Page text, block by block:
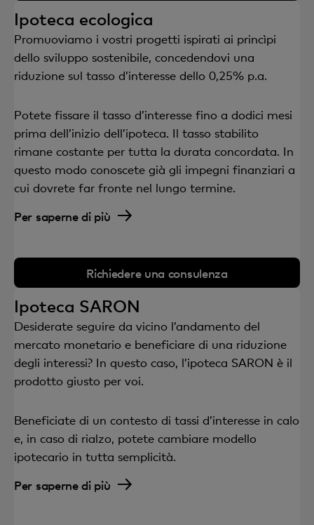
Ipoteca ecologica
Promuoviamo i vostri progetti ispirati ai princìpi
dello sviluppo sostenibile, concedendovi una
riduzione sul tasso d’interesse dello 0,25% p.a.
Potete fissare il tasso d’interesse fino a dodici mesi
prima dell’inizio dell’ipoteca. Il tasso stabilito
rimane costante per tutta la durata concordata. In
questo modo conoscete già gli impegni finanziari a
cui dovrete far fronte nel lungo termine.
Per saperne di più
Richiedere una consulenza
Ipoteca SARON
Desiderate seguire da vicino l’andamento del
mercato monetario e beneficiare di una riduzione
degli interessi? In questo caso, l’ipoteca SARON è il
prodotto giusto per voi.
Beneficiate di un contesto di tassi d’interesse in calo
e, in caso di rialzo, potete cambiare modello
ipotecario in tutta semplicità.
Per saperne di più